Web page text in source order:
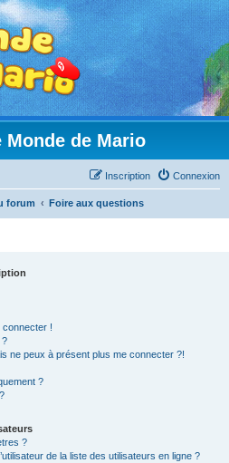
Monde de Mario
Connexion
Inscription
forum Foire aux questions
!
?
ne peux à présent plus me connecter ?!
?
?
de la liste des utilisateurs en ligne ?